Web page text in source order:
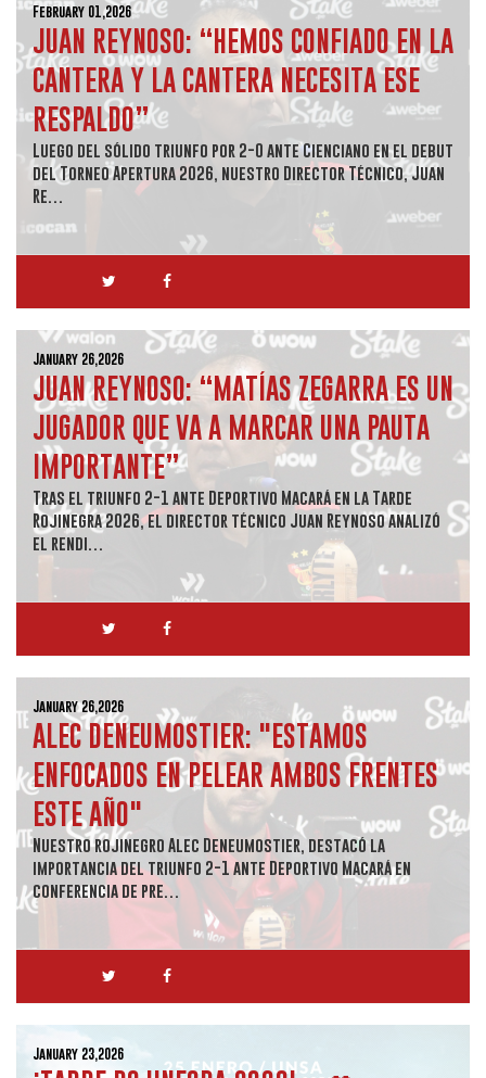
February 01,2026
JUAN REYNOSO: “HEMOS CONFIADO EN LA
CANTERA Y LA CANTERA NECESITA ESE
RESPALDO”
Luego del sólido triunfo por 2-0 ante Cienciano en el debut
del Torneo Apertura 2026, nuestro Director Técnico, Juan
Re…
January 26,2026
JUAN REYNOSO: “MATÍAS ZEGARRA ES UN
JUGADOR QUE VA A MARCAR UNA PAUTA
IMPORTANTE”
Tras el triunfo 2-1 ante Deportivo Macará en la Tarde
Rojinegra 2026, el director técnico Juan Reynoso analizó
el rendi…
January 26,2026
ALEC DENEUMOSTIER: "ESTAMOS
ENFOCADOS EN PELEAR AMBOS FRENTES
ESTE AÑO"
Nuestro rojinegro Alec Deneumostier, destacó la
importancia del triunfo 2-1 ante Deportivo Macará en
conferencia de pre…
January 23,2026